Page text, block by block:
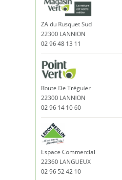
ZA du Rusquet Sud
22300 LANNION
02 96 48 13 11
Route De Tréguier
22300 LANNION
02 96 14 10 60
Espace Commercial
22360 LANGUEUX
02 96 52 42 10